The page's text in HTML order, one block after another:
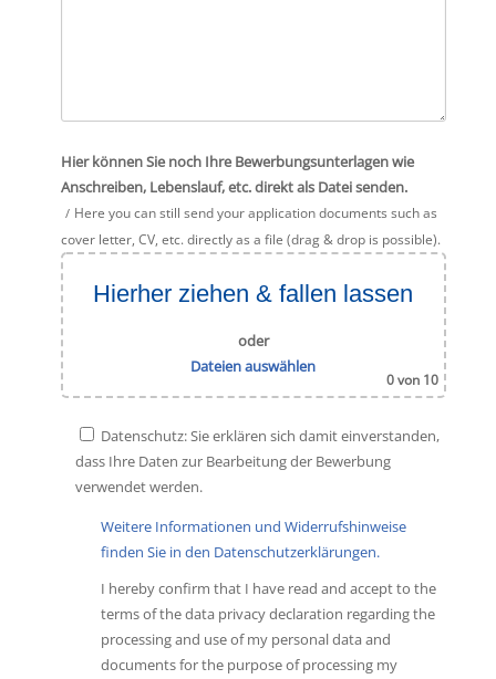
Hier können Sie noch Ihre Bewerbungsunterlagen wie
Anschreiben, Lebenslauf, etc. direkt als Datei senden.
Here you can still send your application documents such as
cover letter, CV, etc. directly as a file (drag & drop is possible).
Hierher ziehen & fallen lassen
oder
Dateien auswählen
0von 10
Datenschutz: Sie erklären sich damit einverstanden,
dass Ihre Daten zur Bearbeitung der Bewerbung
verwendet werden.
Weitere Informationen und Widerrufshinweise
finden Sie in den Datenschutzerklärungen.
I hereby confirm that I have read and accept to the
terms of the data privacy declaration regarding the
processing and use of my personal data and
documents for the purpose of processing my